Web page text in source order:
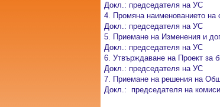
Докл.: председателя на УС
4. Промяна наименованието на
Докл.: председателя на УС
5. Приемане на Изменения и
Докл.: председателя на УС
6. Утвърждаване на Проект за
Докл.: председателя на УС
7. Приемане на решения на
Докл.: председателя на